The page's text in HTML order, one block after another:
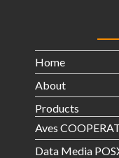
Home
About
Products
Aves
Data Media